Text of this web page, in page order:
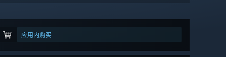
应用内购买